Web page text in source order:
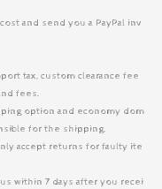
and send you a PayPal inv
tax, custom clearance fee
fees.
option and economy dom
for the shipping.
accept returns for faulty ite
within 7 days after you recei